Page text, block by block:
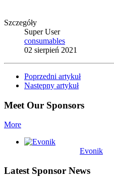
Szczegóły
Super User
consumables
02 sierpień 2021
Poprzedni artykuł
Następny artykuł
Meet Our Sponsors
More
Evonik
Latest Sponsor News